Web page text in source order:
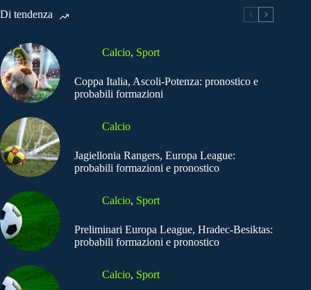
Di tendenza
Calcio, Sport
Coppa Italia, Ascoli-Potenza: pronostico e
probabili formazioni
Calcio
Jagiellonia Rangers, Europa League:
probabili formazioni e pronostico
Calcio, Sport
Preliminari Europa League, Hradec-Besiktas:
probabili formazioni e pronostico
Calcio, Sport